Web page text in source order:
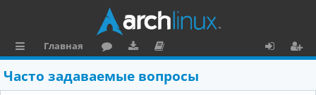
ы
Главная
ру
ру
ку
о
и
Часто задаваемые вопросы